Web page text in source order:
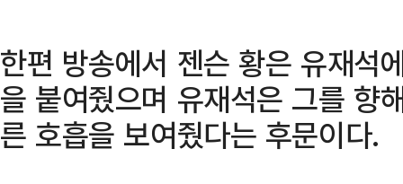
한편 방송에서 젠슨 황은 유재석
을 붙여줬으며 유재석은 그를 향
른 호흡을 보여줬다는 후문이다.